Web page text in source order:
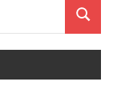
Suchen